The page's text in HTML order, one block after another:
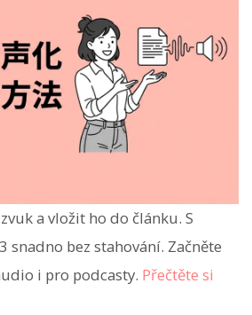
a vložit ho do článku. S
snadno bez stahování. Začněte
i pro podcasty. Přečtěte si